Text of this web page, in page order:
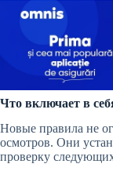
Что включает в
Новые правила не
осмотров. Они
проверку